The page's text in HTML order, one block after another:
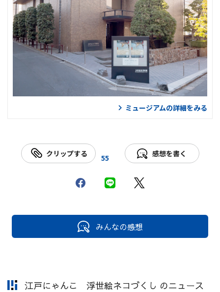
ミュージアムの詳細をみる
クリップする 55 感想を書く
みんなの感想
江戸にゃんこ 浮世絵ネコづくし のニュース